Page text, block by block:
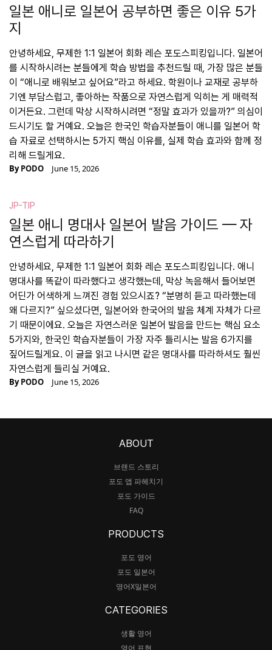
일본 애니로 일본어 공부하면 좋은 이유 5가
지
안녕하세요, 무제한 1:1 일본어 회화 레슨 포도스피킹입니다. 일본어
를 시작하시려는 분들에게 학습 방법을 추천드릴 때, 가장 많은 분들
이 “애니로 배워보고 싶어요”라고 하세요. 학원이나 교재로 공부하
기엔 부담스럽고, 좋아하는 작품으로 자연스럽게 익히는 게 매력적
이거든요. 그런데 막상 시작하시려면 “정말 효과가 있을까?” 의심이
드시기도 할 거예요. 오늘은 한국인 학습자분들이 애니를 일본어 학
습 자료로 선택하시는 5가지 핵심 이유를, 실제 학습 효과와 함께 정
리해 드릴게요.
ByPODO June 15, 2026
JP-TIP
일본 애니 명대사 일본어 발음 가이드 — 자
연스럽게 따라하기
안녕하세요, 무제한 1:1 일본어 회화 레슨 포도스피킹입니다. 애니
명대사를 똑같이 따라했다고 생각했는데, 막상 녹음해서 들어보면
어딘가 어색하게 느껴진 경험 있으시죠? “분명히 듣고 따라했는데
왜 다르지?” 싶으셨다면, 일본어와 한국어의 발음 체계 자체가 다르
기 때문이에요. 오늘은 자연스러운 일본어 발음을 만드는 핵심 요소
5가지와, 한국인 학습자분들이 가장 자주 틀리시는 발음 6가지를
짚어드릴게요. 이 글을 읽고 나시면 같은 명대사를 따라하셔도 훨씬
자연스럽게 들리실 거예요.
ByPODO June 15, 2026
ABOUT
브랜드 스토리
포도 앱 파헤치기
포도 가이드
FAQ
PRODUCTS
포도 영어
포도 일본어
영어X일본어
CATEGORIES
생활 영어